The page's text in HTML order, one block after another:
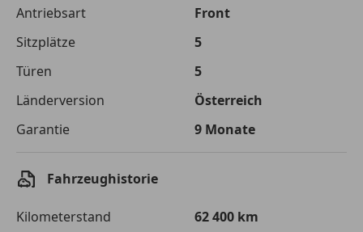
Kreditbetrag
€ 13 000,-
Zu zahlender
Gesamtbetrag
€ 18 314,-
Einberechnete Gebühren
€ 0,-
Effektivzinsatz
7,50 %
Antriebsart
Front
Sitzplätze
5
Türen
5
Länderversion
Österreich
Garantie
9 Monate
Fahrzeughistorie
Kilometerstand
62 400 km